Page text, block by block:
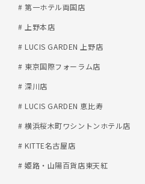
# 第一ホテル両国店
# 上野本店
# LUCIS GARDEN 上野店
# 東京国際フォーラム店
# 深川店
# LUCIS GARDEN 恵比寿
# 横浜桜木町ワシントンホテル店
# KITTE名古屋店
# 姫路・山陽百貨店東天紅